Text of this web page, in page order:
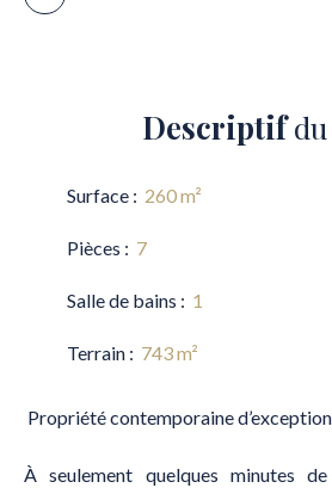
Descriptifdu
Surface : 260m²
Pièces : 7
Salle de bains : 1
Terrain : 743m²
Propriété contemporaine
À seulement quelques minutes